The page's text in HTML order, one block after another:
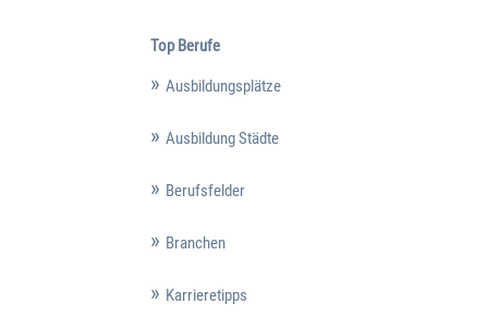
Top Berufe
Ausbildungsplätze
Ausbildung Städte
Berufsfelder
Branchen
Karrieretipps